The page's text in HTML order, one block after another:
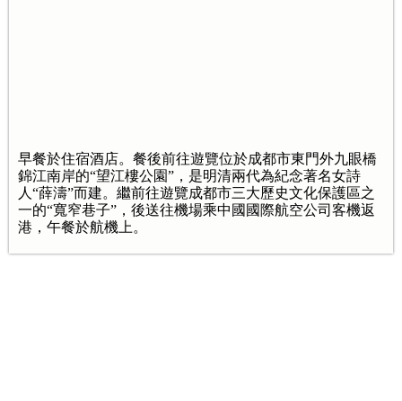
早餐於住宿酒店。餐後前往遊覽位於成都市東門外九眼橋
錦江南岸的“望江樓公園”，是明清兩代為紀念著名女詩
人“薛濤”而建。繼前往遊覽成都市三大歷史文化保護區之
一的“寬窄巷子”，後送往機場乘中國國際航空公司客機返
港，午餐於航機上。